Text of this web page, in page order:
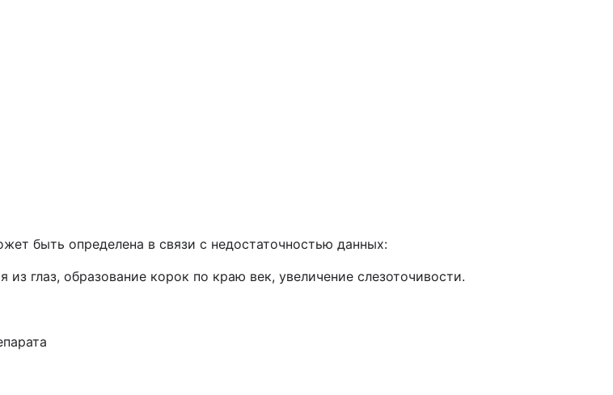
быть определена в связи с недостаточностью данных:
из глаз, образование корок по краю век, увеличение слезоточивости.